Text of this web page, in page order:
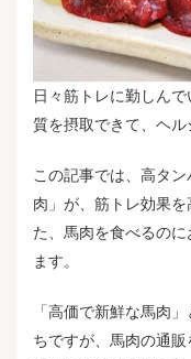
日々筋トレに勤しん
質を摂取できて、ヘ
この記事では、高タ
肉」が、筋トレ効果
た、馬肉を食べるの
ます。
「高価で新鮮な馬肉
ちですが、馬肉の通